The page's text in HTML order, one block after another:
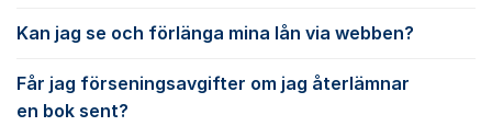
Kan jag se och förlänga mina lån via webben?
Får jag förseningsavgifter om jag återlämnar
en bok sent?